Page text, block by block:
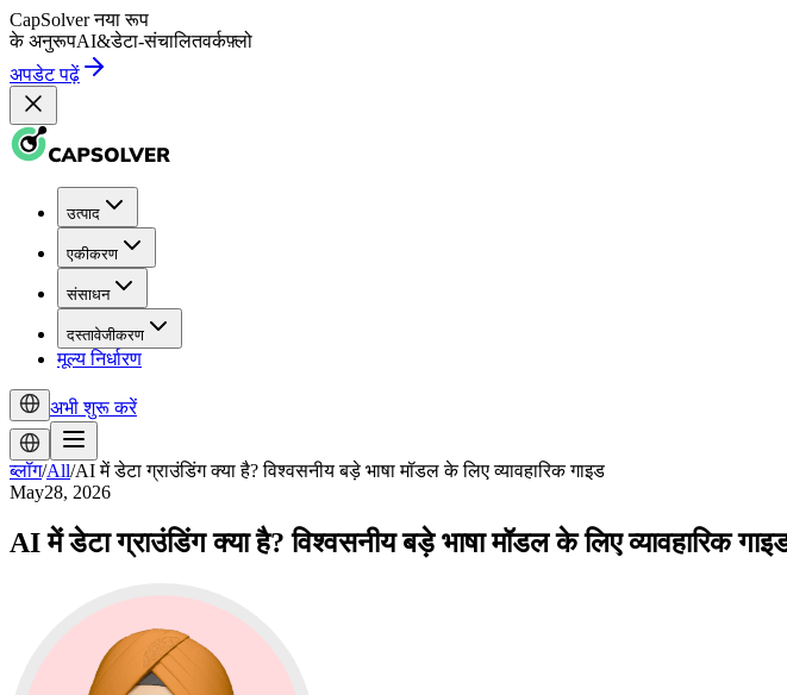
CapSolver नया रूप
के अनुरूपAI&डेटा-संचालितवर्कफ़्लो
अपडेट पढ़ें
उत्पाद
एकीकरण
संसाधन
दस्तावेजीकरण
मूल्य निर्धारण
अभी शुरू करें
ब्लॉग/All/AI में डेटा ग्राउंडिंग क्या है? विश्वसनीय बड़े भाषा मॉडल के लिए व्यावहारिक गाइड
May28, 2026
AI में डेटा ग्राउंडिंग क्या है? विश्वसनीय बड़े भाषा मॉडल के लिए व्यावहारिक